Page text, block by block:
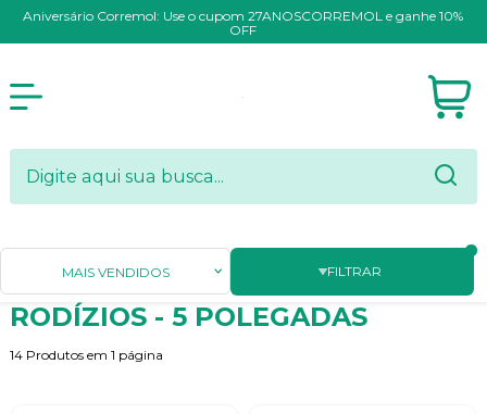
Aniversário Corremol: Use o cupom 27ANOSCORREMOL e ganhe 10%
OFF
Página Inicial
MOVIMENTAÇÃO DE CARGAS
RODÍZIOS - 5 POLEGADAS
RODÍZIOS - 5 POLEGADAS
14 Produtos em 1 página
FILTRAR
MAIS VENDIDOS